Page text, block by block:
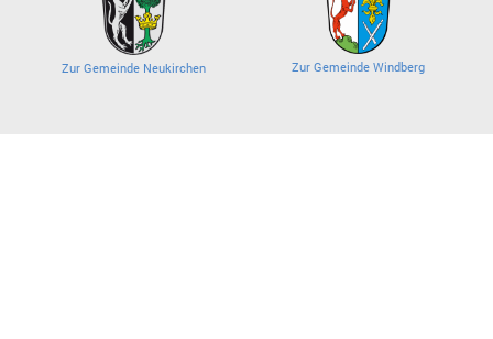
Zur Gemeinde Neukirchen Zur Gemeinde Windberg